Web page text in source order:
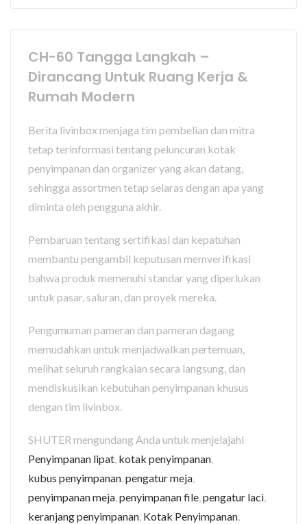
CH-60 Tangga Langkah –
Dirancang Untuk Ruang Kerja &
Rumah Modern
Berita livinbox menjaga tim pembelian dan mitra
tetap terinformasi tentang peluncuran kotak
penyimpanan dan organizer yang akan datang,
sehingga assortmen tetap selaras dengan apa yang
diminta oleh pengguna akhir.
Pembaruan tentang sertifikasi dan kepatuhan
membantu pengambil keputusan memverifikasi
bahwa produk memenuhi standar yang diperlukan
untuk pasar, saluran, dan proyek mereka.
Pengumuman pameran dan pameran dagang
memudahkan untuk menjadwalkan pertemuan,
melihat seluruh rangkaian secara langsung, dan
mendiskusikan kebutuhan penyimpanan khusus
dengan tim livinbox.
SHUTER mengundang Anda untuk menjelajahi
Penyimpanan lipat, kotak penyimpanan,
kubus penyimpanan,pengatur meja,
penyimpanan meja,penyimpanan file,pengatur laci,
keranjang penyimpanan, Kotak Penyimpanan,